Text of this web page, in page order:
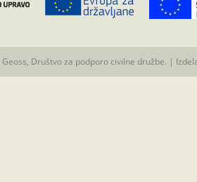
Društvo za podporo civilne družbe. |